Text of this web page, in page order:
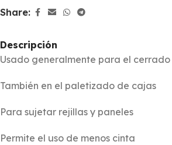
Share:
Descripción
Usado generalmente para el
También en el paletizado de cajas
Para sujetar rejillas y paneles
Permite el uso de menos cinta